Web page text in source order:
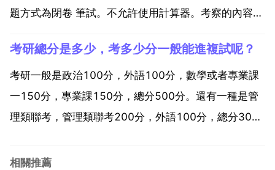
題方式為閉卷 筆試。不允許使用計算器。考察的內容有
小題3分，共45分。條件充分性判斷 10小題，每小題3
分，共30分。邏輯推理 30小題，...
考研總分是多少，考多少分一般能進複試呢？
考研一般是政治100分，外語100分，數學或者專業課
一150分，專業課150分，總分500分。還有一種是管
理類聯考，管理類聯考200分，外語100分，總分300
總分500的專業。專業不同。複試線也不相同。1 學術
相關推薦